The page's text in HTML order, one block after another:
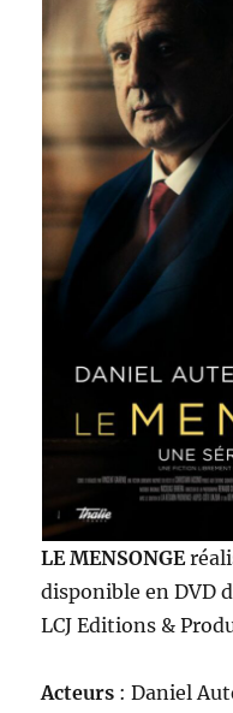
LE MENSONGE
disponible en DVD
LCJ Editions &
Acteurs : Daniel